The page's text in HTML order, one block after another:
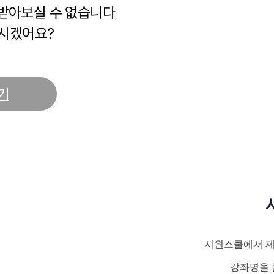
아보실 수 없습니다
겠어요?
시원스쿨에서
강좌명을